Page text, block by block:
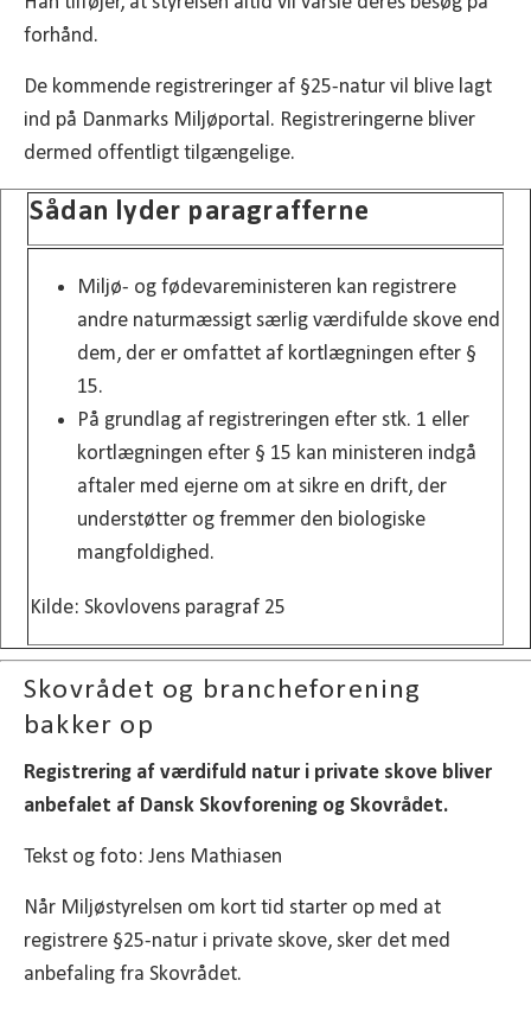
forhånd.
De kommende registreringer af §25-natur vil blive lagt
ind på Danmarks Miljøportal. Registreringerne bliver
dermed offentligt tilgængelige.
Sådan lyder paragrafferne
Miljø- og fødevareministeren kan registrere
andre naturmæssigt særlig værdifulde skove end
dem, der er omfattet af kortlægningen efter §
15.
På grundlag af registreringen efter stk. 1 eller
kortlægningen efter § 15 kan ministeren indgå
aftaler med ejerne om at sikre en drift, der
understøtter og fremmer den biologiske
mangfoldighed.
Kilde: Skovlovens paragraf 25
Skovrådet og brancheforening
bakker op
Registrering af værdifuld natur i private skove bliver
anbefalet af Dansk Skovforening og Skovrådet.
Tekst og foto: Jens Mathiasen
Når Miljøstyrelsen om kort tid starter op med at
registrere §25-natur i private skove, sker det med
anbefaling fra Skovrådet.